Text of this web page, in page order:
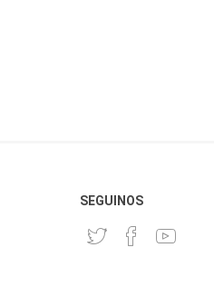
SEGUINOS